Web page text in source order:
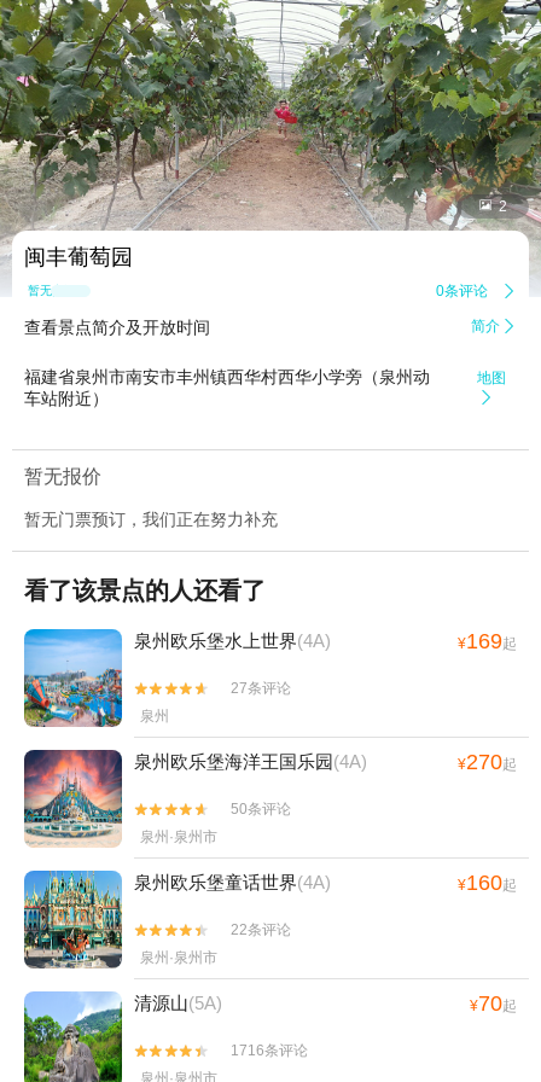
 2
闽丰葡萄园
暂无点评 0条评论 
查看景点简介及开放时间 简介 
福建省泉州市南安市丰州镇西华村西华小学旁（泉州动
车站附近）
地图

暂无报价
暂无门票预订，我们正在努力补充
看了该景点的人还看了
泉州欧乐堡水上世界(4A) ¥169起


27条评论
泉州
泉州欧乐堡海洋王国乐园(4A) ¥270起


50条评论
泉州·泉州市
泉州欧乐堡童话世界(4A) ¥160起


22条评论
泉州·泉州市
清源山(5A) ¥70起


1716条评论
